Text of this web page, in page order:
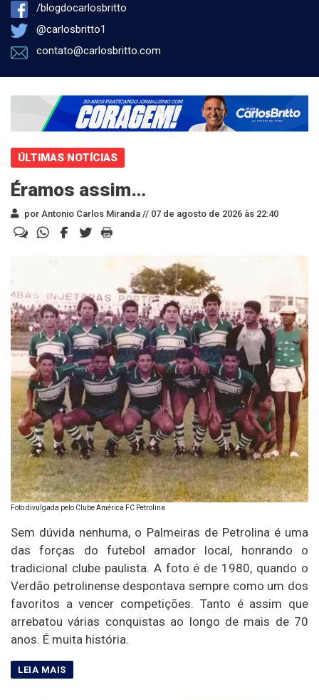
/blogdocarlosbritto
@carlosbritto1
contato@carlosbritto.com
ÚLTIMAS NOTÍCIAS
Éramos assim…
por Antonio Carlos Miranda // 07 de agosto de 2026 às 22:40
Foto divulgada pelo Clube América FC Petrolina
Sem dúvida nenhuma, o Palmeiras de Petrolina é uma
das forças do futebol amador local, honrando o
tradicional clube paulista. A foto é de 1980, quando o
Verdão petrolinense despontava sempre como um dos
favoritos a vencer competições. Tanto é assim que
arrebatou várias conquistas ao longo de mais de 70
anos. É muita história.